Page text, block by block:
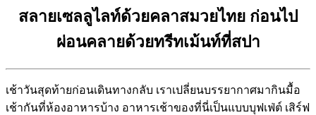
สลายเซลลูไลท์ด้วยคลาสมวยไทย ก่อนไป
ผ่อนคลายด้วยทรีทเม้นท์ที่สปา
เช้าวันสุดท้ายก่อนเดินทางกลับ เราเปลี่ยนบรรยากาศมากินมื้อ
เช้ากันที่ห้องอาหารบ้าง อาหารเช้าของที่นี่เป็นแบบบุฟเฟ่ต์ เสิร์ฟ